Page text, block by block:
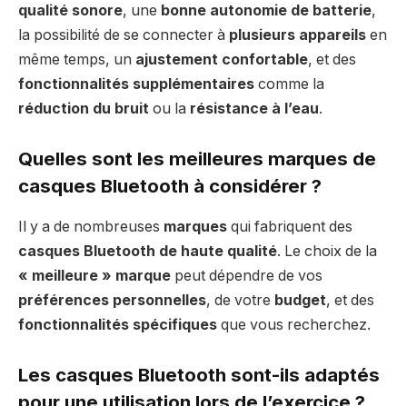
qualité sonore, une bonne autonomie de batterie,
la possibilité de se connecter à plusieurs appareils en
même temps, un ajustement confortable, et des
fonctionnalités supplémentaires comme la
réduction du bruit ou la résistance à l’eau.
Quelles sont les meilleures marques de
casques Bluetooth à considérer ?
Il y a de nombreuses marques qui fabriquent des
casques Bluetooth de haute qualité. Le choix de la
« meilleure » marque peut dépendre de vos
préférences personnelles, de votre budget, et des
fonctionnalités spécifiques que vous recherchez.
Les casques Bluetooth sont-ils adaptés